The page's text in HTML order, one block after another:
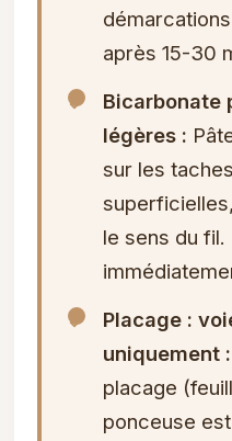
après 15-30
Bicarbonate
légères :
sur les
le sens du
Placage :
uniquement :
placage
ponceuse